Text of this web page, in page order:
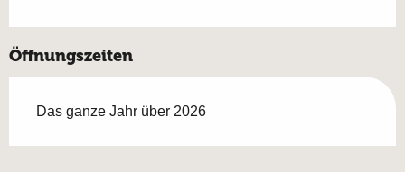
Öffnungszeiten
Das ganze Jahr über 2026